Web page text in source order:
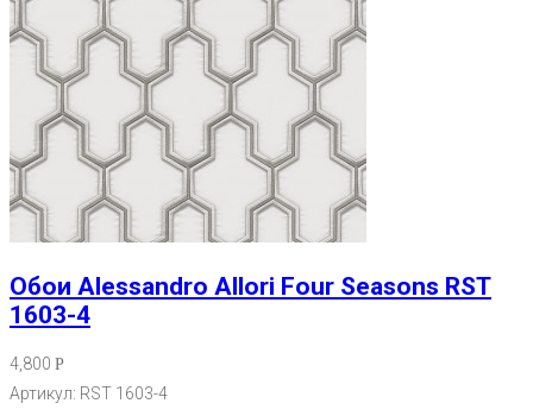
Обои Alessandro Allori Four Seasons RST
1603-4
4,800 Р
Артикул: RST 1603-4